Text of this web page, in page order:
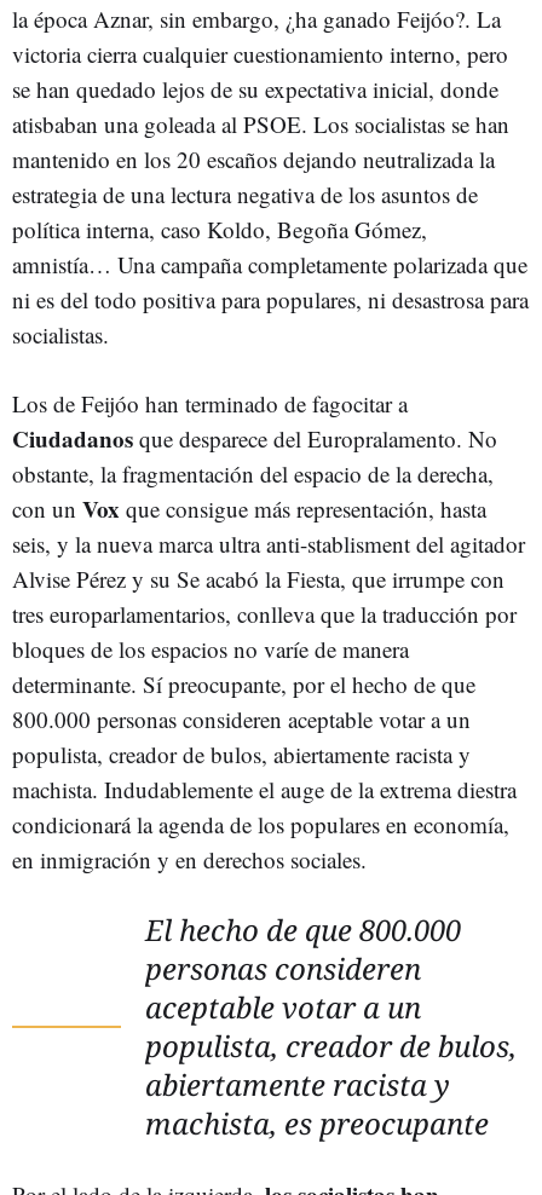
la época Aznar, sin embargo, ¿ha ganado Feijóo?. La
victoria cierra cualquier cuestionamiento interno, pero
se han quedado lejos de su expectativa inicial, donde
atisbaban una goleada al PSOE. Los socialistas se han
mantenido en los 20 escaños dejando neutralizada la
estrategia de una lectura negativa de los asuntos de
política interna, caso Koldo, Begoña Gómez,
amnistía… Una campaña completamente polarizada que
ni es del todo positiva para populares, ni desastrosa para
socialistas.
Los de Feijóo han terminado de fagocitar a
Ciudadanos que desparece del Europralamento. No
obstante, la fragmentación del espacio de la derecha,
con un Vox que consigue más representación, hasta
seis, y la nueva marca ultra anti-stablisment del agitador
Alvise Pérez y su Se acabó la Fiesta, que irrumpe con
tres europarlamentarios, conlleva que la traducción por
bloques de los espacios no varíe de manera
determinante. Sí preocupante, por el hecho de que
800.000 personas consideren aceptable votar a un
populista, creador de bulos, abiertamente racista y
machista. Indudablemente el auge de la extrema diestra
condicionará la agenda de los populares en economía,
en inmigración y en derechos sociales.
El hecho de que 800.000
personas consideren
aceptable votar a un
populista, creador de bulos,
abiertamente racista y
machista, es preocupante